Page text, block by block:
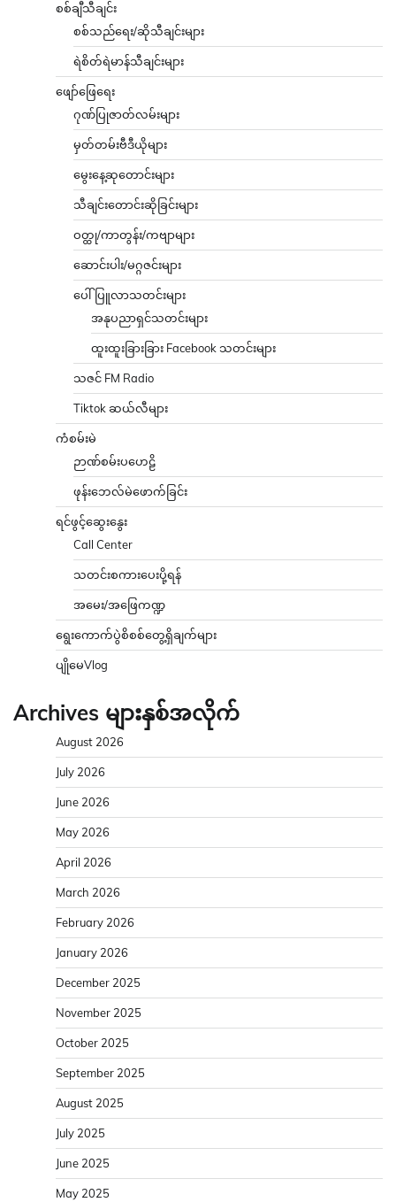
စစ်ချီသီချင်း
စစ်သည်ရေး/ဆိုသီချင်းများ
ရဲစိတ်ရဲမာန်သီချင်းများ
ဖျော်ဖြေရေး
ဂုဏ်ပြုဇာတ်လမ်းများ
မှတ်တမ်းဗီဒီယိုများ
မွေးနေ့ဆုတောင်းများ
သီချင်းတောင်းဆိုခြင်းများ
ဝတ္ထု/ကာတွန်း/ကဗျာများ
ဆောင်းပါး/မဂ္ဂဇင်းများ
ပေါ်ပြူလာသတင်းများ
အနုပညာရှင်သတင်းများ
ထူးထူးခြားခြား Facebook သတင်းများ
သဇင် FM Radio
Tiktok ဆယ်လီများ
ကံစမ်းမဲ
ဉာဏ်စမ်းပဟေဠိ
ဖုန်းဘေလ်မဲဖောက်ခြင်း
ရင်ဖွင့်ဆွေးနွေး
Call Center
သတင်းစကားပေးပို့ရန်
အမေး/အဖြေကဏ္ဍ
ရွေးကောက်ပွဲစိစစ်တွေ့ရှိချက်များ
ပျိုမေVlog
Archives များနှစ်အလိုက်
August 2026
July 2026
June 2026
May 2026
April 2026
March 2026
February 2026
January 2026
December 2025
November 2025
October 2025
September 2025
August 2025
July 2025
June 2025
May 2025